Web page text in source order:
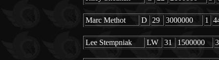
Marc Methot D 29 3000000 1
Lee Stempniak LW 31 1500000 3